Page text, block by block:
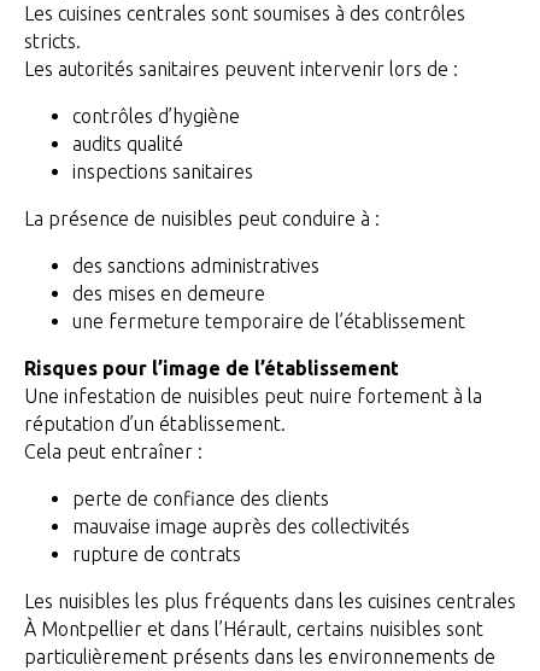
Les cuisines centrales sont soumises à des contrôles
stricts.
Les autorités sanitaires peuvent intervenir lors de :
contrôles d’hygiène
audits qualité
inspections sanitaires
La présence de nuisibles peut conduire à :
des sanctions administratives
des mises en demeure
une fermeture temporaire de l’établissement
Risques pour l’image de l’établissement
Une infestation de nuisibles peut nuire fortement à la
réputation d’un établissement.
Cela peut entraîner :
perte de confiance des clients
mauvaise image auprès des collectivités
rupture de contrats
Les nuisibles les plus fréquents dans les cuisines centrales
À Montpellier et dans l’Hérault, certains nuisibles sont
particulièrement présents dans les environnements de